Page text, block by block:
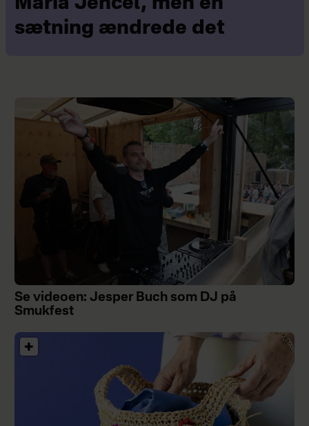
sætning ændrede det
Se videoen: Jesper Buch som DJ på
Smukfest